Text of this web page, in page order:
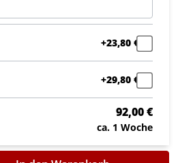
+23,80 €
+29,80 €
92,00 €
ca. 1 Woche